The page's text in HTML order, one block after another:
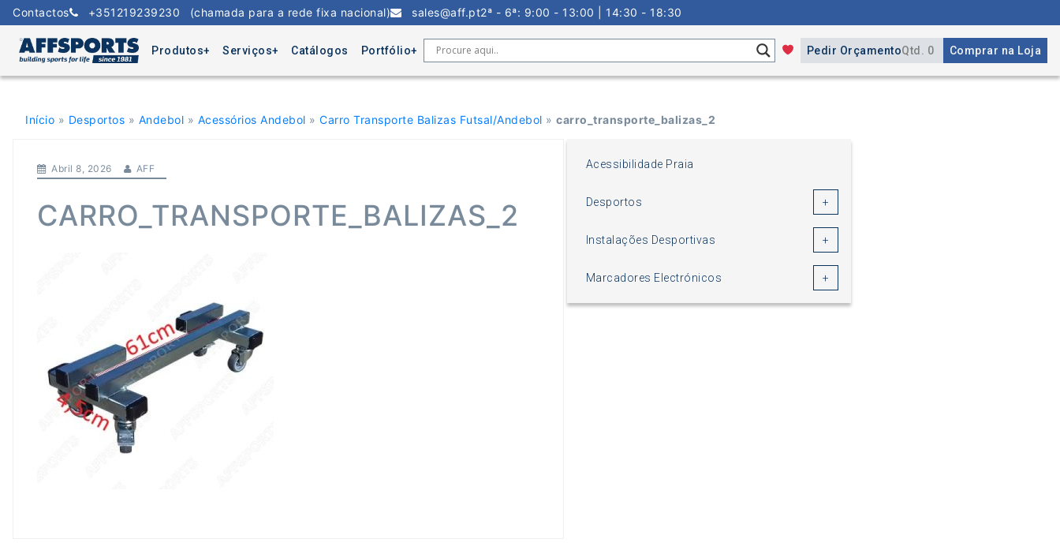
Skip
Contactos +351219239230 (chamada para a rede fixa nacional) sales@aff.pt2ª - 6ª: 9:00 - 13:00 | 14:30 - 18:30
Produtos Serviços Catálogos Portfólio Pedir OrçamentoQtd. 0 Comprar na Loja
Início » Desportos » Andebol » Acessórios Andebol » Carro Transporte Balizas Futsal/Andebol » carro_transporte_balizas_2
Abril 8, 2026 AFF
CARRO_TRANSPORTE_BALIZAS_2
Acessibilidade Praia
Desportos
Instalações Desportivas
Marcadores Electrónicos